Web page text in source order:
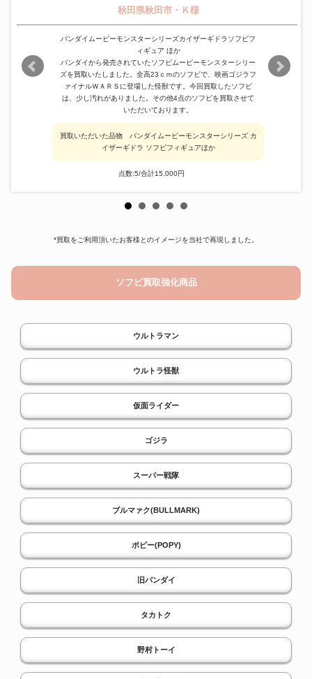
秋田県秋田市・Ｋ様
バンダイムービーモンスターシリーズカイザーギドラソフビフ
ィギュア ほか
バンダイから発売されていたソフビムービーモンスターシリー
ズを買取いたしました。全高23ｃｍのソフビで、映画ゴジラフ
ァイナルＷＡＲＳに登場した怪獣です。今回買取したソフビ
は、少し汚れがありました。その他4点のソフビを買取させて
いただいております。
買取いただいた品物 バンダイムービーモンスターシリーズ カ
イザーギドラ ソフビフィギュアほか
点数:5/合計15,000円
*買取をご利用頂いたお客様とのイメージを当社で再現しました。
ソフビ買取強化商品
ウルトラマン
ウルトラ怪獣
仮面ライダー
ゴジラ
スーパー戦隊
ブルマァク(BULLMARK)
ポピー(POPY)
旧バンダイ
タカトク
野村トーイ